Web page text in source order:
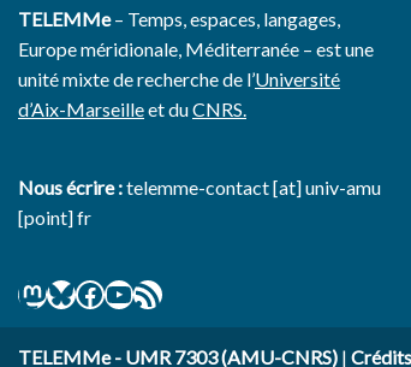
TELEMMe– Temps, espaces, langages,
Europe méridionale, Méditerranée – est une
unité mixte de recherche de l’Université
d’Aix-Marseilleet duCNRS.
Nous écrire :telemme-contact [at] univ-amu
[point] fr
TELEMMe - UMR 7303 (AMU-CNRS) |